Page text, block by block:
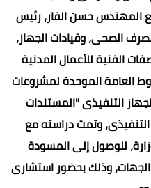
المهندس حسن الفار، رئيس
الصحى، وقيادات الجهاز،
الفنية للأعمال المدنية
العامة الموحدة لمشروعات
التنفيذى "المستندات
وتمت دراسته مع
للوصول إلى المسودة
وذلك بحضور استشارى